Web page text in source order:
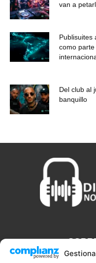
van a
Publisuites
como
Del club al
banquillo